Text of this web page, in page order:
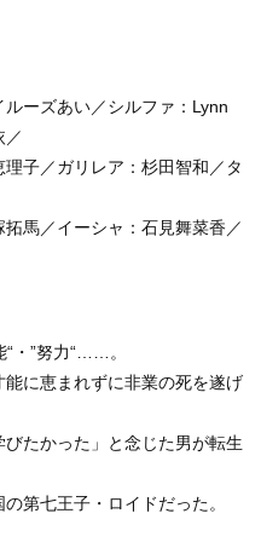
ーズあい／シルファ：Lynn
／
子／ガリレア：杉田智和／タ
馬／イーシャ：石見舞菜香／
“・”努力“……。
に恵まれずに非業の死を遂げ
たかった」と念じた男が転生
第七王子・ロイドだった。